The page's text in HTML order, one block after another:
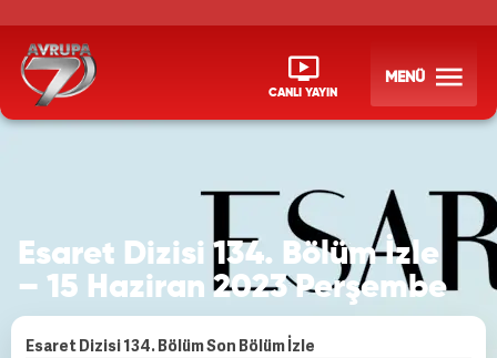
CANLI YAYIN
MENÜ
Esaret Dizisi 134. Bölüm İzle
– 15 Haziran 2023 Perşembe
Esaret Dizisi 134. Bölüm Son Bölüm İzle